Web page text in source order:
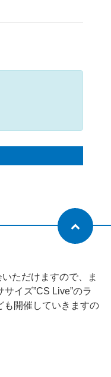
ただけますので、ま
イズ”CS Live”のラ
も開催していきますの